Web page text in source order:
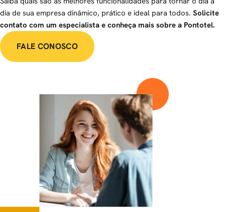
dia de sua empresa dinâmico, prático e ideal para todos. Solicite
contato com um especialista e conheça mais sobre a Pontotel.
FALE CONOSCO